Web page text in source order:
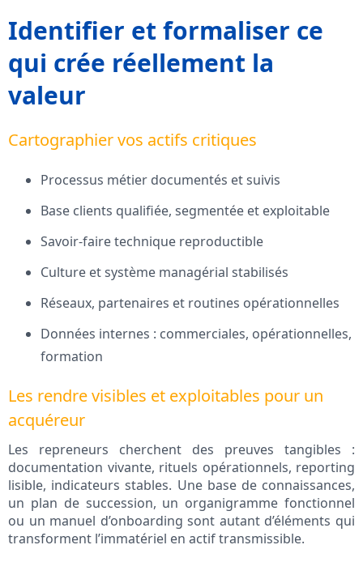
Identifier et formaliser ce
qui crée réellement la
valeur
Cartographier vos actifs critiques
Processus métier documentés et suivis
Base clients qualifiée, segmentée et exploitable
Savoir-faire technique reproductible
Culture et système managérial stabilisés
Réseaux, partenaires et routines opérationnelles
Données internes : commerciales, opérationnelles,
formation
Les rendre visibles et exploitables pour un
acquéreur
Les repreneurs cherchent des preuves tangibles :
documentation vivante, rituels opérationnels, reporting
lisible, indicateurs stables. Une base de connaissances,
un plan de succession, un organigramme fonctionnel
ou un manuel d’onboarding sont autant d’éléments qui
transforment l’immatériel en actif transmissible.